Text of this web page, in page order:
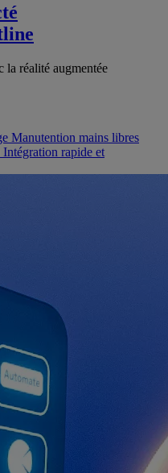
la réalité augmentée
Manutention mains libres
Intégration rapide et